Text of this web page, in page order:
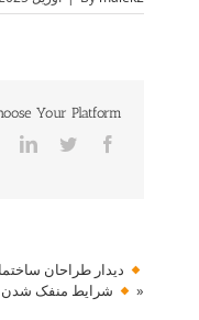
Your Platform!
Facebook
Twitter
دیدار طراحان
«
شرایط منفک شدن